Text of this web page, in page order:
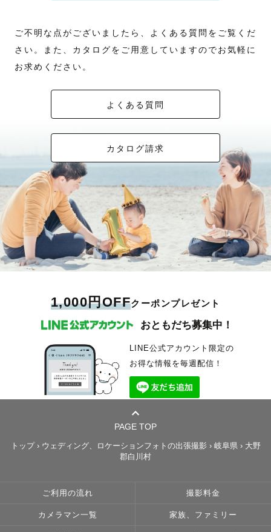
ご不明な点がございましたら、よくある質問をご覧くだ
さい。また、カタログをご用意していますのでお気軽に
お求めください。
よくある質問
カタログ請求
1,000円OFFクーポンプレゼント
おともだち募集中！
LINE公式アカウント限定の
お得な情報を毎週配信！
PAGE TOP
トップ› ウェディング、ロケーションフォトの出張撮影 › 岐阜県› 大野
郡白川村
ご利用の流れ 撮影料金
カメラマン一覧 家族、ファミリー